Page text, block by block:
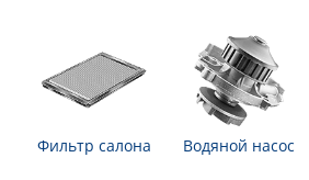
Фильтр салона Водяной насос